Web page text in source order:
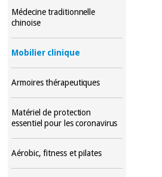
Médecine traditionnelle
chinoise
Mobilier clinique
Armoires thérapeutiques
Matériel de protection
essentiel pour les coronavirus
Aérobic, fitness et pilates